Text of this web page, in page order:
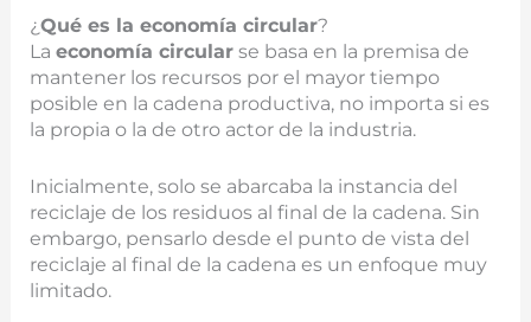
¿Qué es la economía circular?
La economía circularse basa en la premisa de
mantener los recursos por el mayor tiempo
posible en la cadena productiva, no importa si es
la propia o la de otro actor de la industria.
Inicialmente, solo se abarcaba la instancia del
reciclaje de los residuos al final de la cadena. Sin
embargo, pensarlo desde el punto de vista del
reciclaje al final de la cadena es un enfoque muy
limitado.